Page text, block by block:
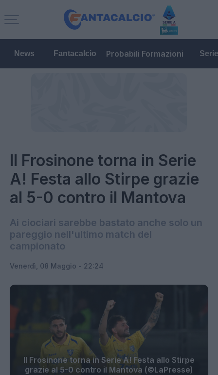
News Fantacalcio Probabili Formazioni
Il Frosinone torna in Serie
A! Festa allo Stirpe grazie
al 5-0 contro il Mantova
Ai ciociari sarebbe bastato anche solo un
pareggio nell'ultimo match del
campionato
Venerdì, 08 Maggio - 22:24
Il Frosinone torna in Serie A! Festa allo Stirpe
grazie al 5-0 contro il Mantova (©LaPresse)